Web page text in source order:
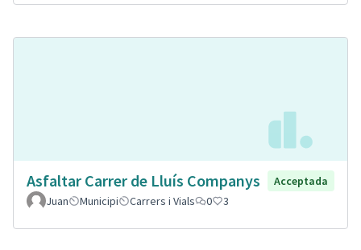
Asfaltar Carrer de Lluís Companys
Acceptada
Juan
Municipi Carrers i Vials 0 3